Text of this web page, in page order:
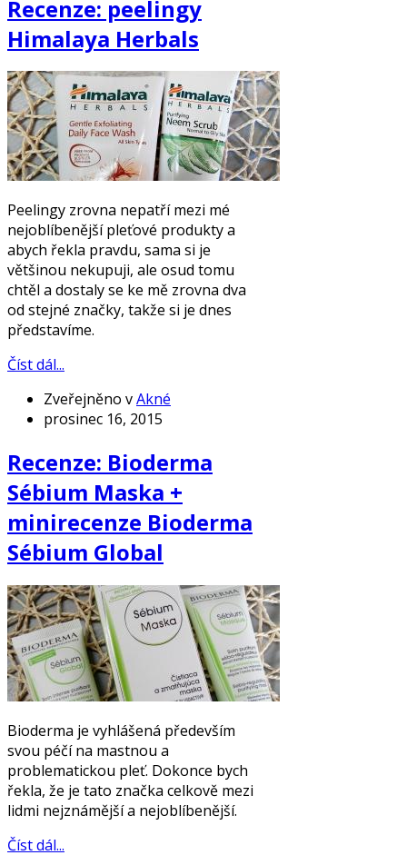
Recenze: peelingy
Himalaya Herbals
Peelingy zrovna nepatří mezi mé
nejoblíbenější pleťové produkty a
abych řekla pravdu, sama si je
většinou nekupuji, ale osud tomu
chtěl a dostaly se ke mě zrovna dva
od stejné značky, takže si je dnes
představíme.
Číst dál...
Zveřejněno vAkné
prosinec 16, 2015
Recenze: Bioderma
Sébium Maska +
minirecenze Bioderma
Sébium Global
Bioderma je vyhlášená především
svou péčí na mastnou a
problematickou pleť. Dokonce bych
řekla, že je tato značka celkově mezi
lidmi nejznámější a nejoblíbenější.
Číst dál...